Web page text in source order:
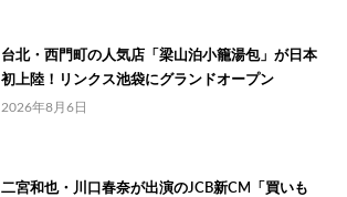
台北・西門町の人気店「梁山泊小籠湯包」が日本
初上陸！リンクス池袋にグランドオープン
2026年8月6日
二宮和也・川口春奈が出演のJCB新CM「買いも